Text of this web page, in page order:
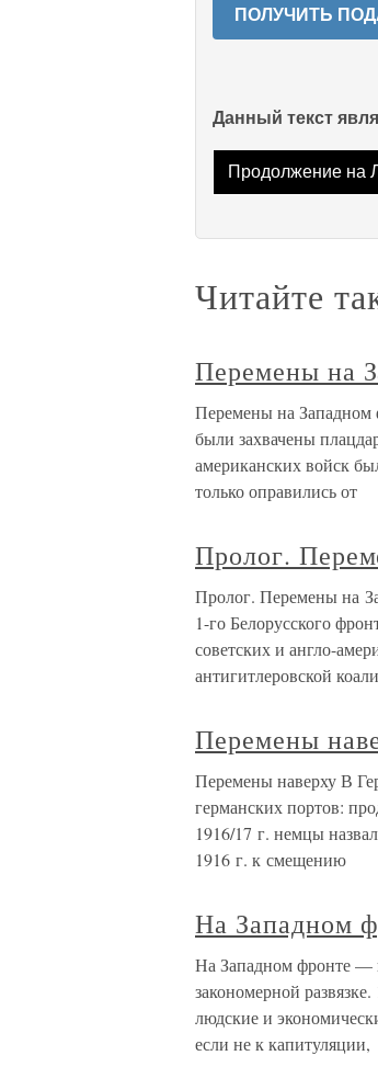
ПОЛУЧИТЬ
Данный текст
Продолжение на
Читайте
Перемены на
Перемены на Западном
были захвачены
американских войск
только оправились от
Пролог.
Пролог. Перемены на
1-го Белорусского
советских и англо-
антигитлеровской
Перемены
Перемены наверху В
германских портов:
1916/17 г. немцы
1916 г. к смещению
На Западном
На Западном фронте —
закономерной
людские и
если не к капитуляции,